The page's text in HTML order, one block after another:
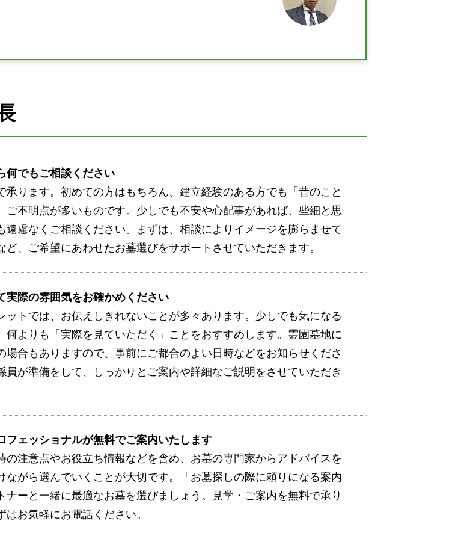
何でもご相談ください
承ります。初めての方はもちろん、建立経験のある方でも「昔のこと
不明点が多いものです。少しでも不安や心配事があれば、些細と思
遠慮なくご相談ください。まずは、相談によりイメージを膨らませて
ど、ご希望にあわせたお墓選びをサポートさせていただきます。
実際の雰囲気をお確かめください
ットでは、お伝えしきれないことが多々あります。少しでも気になる
何よりも「実際を見ていただく」ことをおすすめします。霊園墓地に
場合もありますので、事前にご都合のよい日時などをお知らせくださ
員が準備をして、しっかりとご案内や詳細なご説明をさせていただき
フェッショナルが無料でご案内いたします
の注意点やお役立ち情報などを含め、お墓の専門家からアドバイスを
ながら選んでいくことが大切です。「お墓探しの際に頼りになる案内
ナーと一緒に最適なお墓を選びましょう。見学・ご案内を無料で承り
はお気軽にお電話ください。